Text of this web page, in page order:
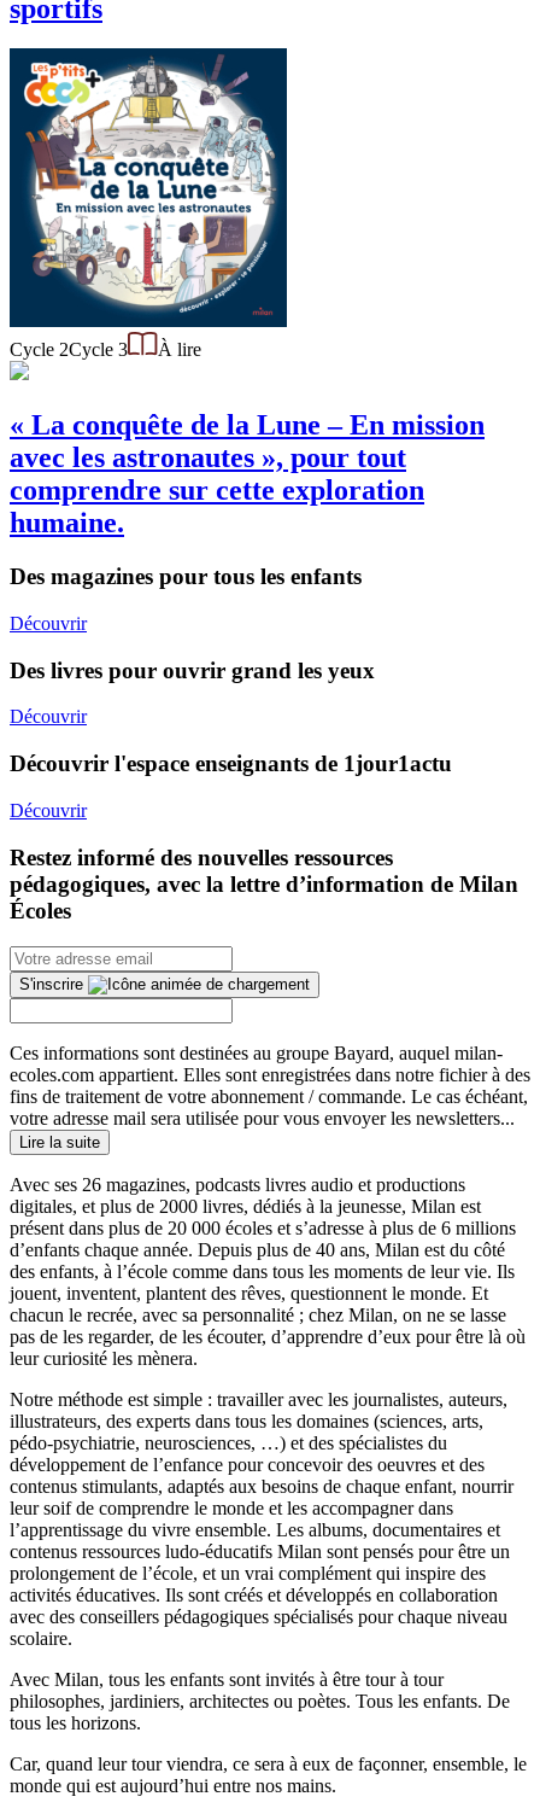
sportifs
Cycle 2Cycle 3 À lire
« La conquête de la Lune – En mission
avec les astronautes », pour tout
comprendre sur cette exploration
humaine.
Des magazines pour tous les enfants
Découvrir
Des livres pour ouvrir grand les yeux
Découvrir
Découvrir l'espace enseignants de 1jour1actu
Découvrir
Restez informé des nouvelles ressources
pédagogiques, avec la lettre d’information de Milan
Écoles
S'inscrire
Ces informations sont destinées au groupe Bayard, auquel milan-
ecoles.com appartient. Elles sont enregistrées dans notre fichier à des
fins de traitement de votre abonnement / commande. Le cas échéant,
votre adresse mail sera utilisée pour vous envoyer les newsletters...
Lire la suite
Avec ses 26 magazines, podcasts livres audio et productions
digitales, et plus de 2000 livres, dédiés à la jeunesse, Milan est
présent dans plus de 20 000 écoles et s’adresse à plus de 6 millions
d’enfants chaque année. Depuis plus de 40 ans, Milan est du côté
des enfants, à l’école comme dans tous les moments de leur vie. Ils
jouent, inventent, plantent des rêves, questionnent le monde. Et
chacun le recrée, avec sa personnalité ; chez Milan, on ne se lasse
pas de les regarder, de les écouter, d’apprendre d’eux pour être là où
leur curiosité les mènera.
Notre méthode est simple : travailler avec les journalistes, auteurs,
illustrateurs, des experts dans tous les domaines (sciences, arts,
pédo-psychiatrie, neurosciences, …) et des spécialistes du
développement de l’enfance pour concevoir des oeuvres et des
contenus stimulants, adaptés aux besoins de chaque enfant, nourrir
leur soif de comprendre le monde et les accompagner dans
l’apprentissage du vivre ensemble. Les albums, documentaires et
contenus ressources ludo-éducatifs Milan sont pensés pour être un
prolongement de l’école, et un vrai complément qui inspire des
activités éducatives. Ils sont créés et développés en collaboration
avec des conseillers pédagogiques spécialisés pour chaque niveau
scolaire.
Avec Milan, tous les enfants sont invités à être tour à tour
philosophes, jardiniers, architectes ou poètes. Tous les enfants. De
tous les horizons.
Car, quand leur tour viendra, ce sera à eux de façonner, ensemble, le
monde qui est aujourd’hui entre nos mains.